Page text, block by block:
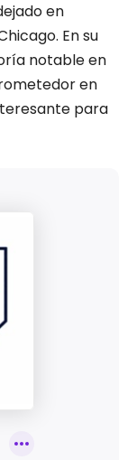
en
En su
notable en
en
para